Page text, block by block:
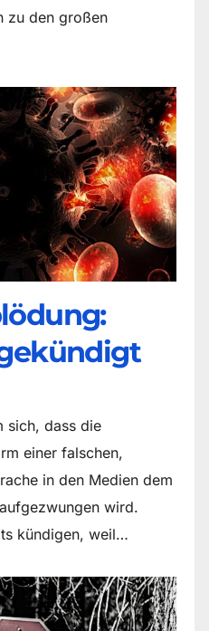
zu den großen
sich, dass die
einer falschen,
in den Medien dem
wird.
kündigen, weil…